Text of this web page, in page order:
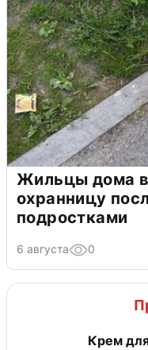
Жильцы дома
охранницу
подростками
6 августа 0
Крем